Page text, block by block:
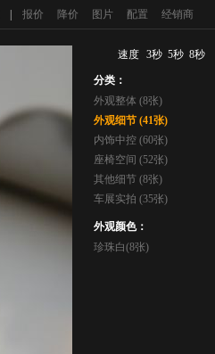
报价 降价 图片 配置 经销商
速度 3秒 5秒 8秒
分类：
外观整体 (8张)
外观细节 (41张)
内饰中控 (60张)
座椅空间 (52张)
其他细节 (8张)
车展实拍 (35张)
外观颜色：
珍珠白(8张)